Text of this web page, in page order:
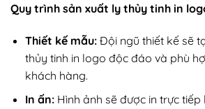
Quy trình sản xuất ly thủy tinh in
Thiết kế mẫu:Đội ngũ thiết kế sẽ
thủy tinh in logo độc đáo và phù
khách hàng.
In ấn:Hình ảnh sẽ được in trực